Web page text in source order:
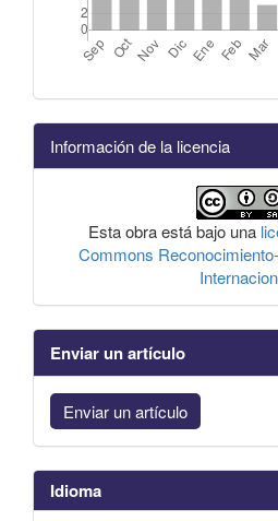
Información de la licencia
Esta obra está bajo una
Commons
Enviar un artículo
Enviar un artículo
Idioma